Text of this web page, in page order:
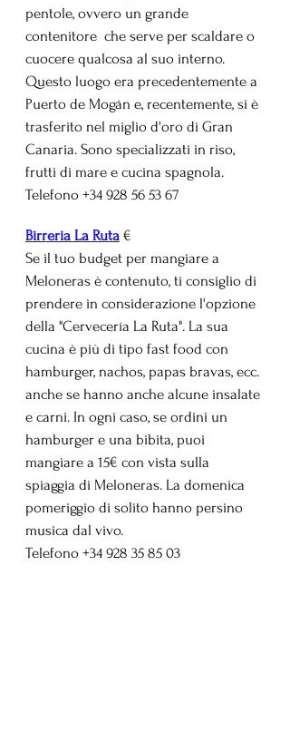
pentole, ovvero un grande
contenitore  che serve per scaldare o
cuocere qualcosa al suo interno.
Questo luogo era precedentemente a
Puerto de Mogán e, recentemente, si è
trasferito nel miglio d'oro di Gran
Canaria. Sono specializzati in riso,
frutti di mare e cucina spagnola.
Telefono +34 928 56 53 67
Birreria La Ruta €
Se il tuo budget per mangiare a
Meloneras è contenuto, ti consiglio di
prendere in considerazione l'opzione
della "Cervecería La Ruta". La sua
cucina è più di tipo fast food con
hamburger, nachos, papas bravas, ecc.
anche se hanno anche alcune insalate
e carni. In ogni caso, se ordini un
hamburger e una bibita, puoi
mangiare a 15€ con vista sulla
spiaggia di Meloneras. La domenica
pomeriggio di solito hanno persino
musica dal vivo.
Telefono +34 928 35 85 03